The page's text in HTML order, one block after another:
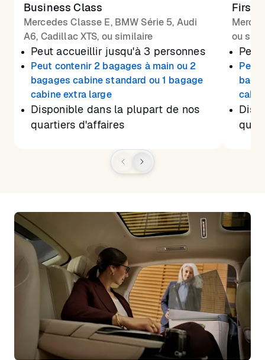
Business Class
Mercedes Classe E, BMW Série 5, Audi
A6, Cadillac XTS, ou similaire
Peut accueillir jusqu'à 3 personnes
Peut contenir 2 bagages à main ou 2
bagages cabine standard ou 1 bagage
cabine extra large
Disponible dans la plupart de nos
quartiers d'affaires
First
ou
Peut